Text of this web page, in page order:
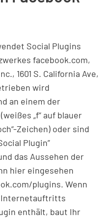
Social Plugins
facebook.com,
1601 S. California Ave,
wird
an einem der
„f“ auf blauer
Zeichen) oder sind
Plugin”
das Aussehen der
hier eingesehen
plugins. Wenn
Internetauftritts
enthält, baut Ihr